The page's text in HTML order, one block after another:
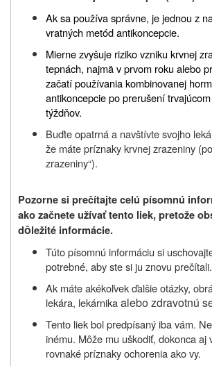
Ak sa používa správne, je jednou z
vratných metód antikoncepcie.
Mierne zvyšuje riziko vzniku krvnej
tepnách, najmä v prvom roku alebo
začatí používania kombinovanej
antikoncepcie po prerušení
týždňov.
Buďte opatrná a navštívte svojho
že máte príznaky krvnej zrazeniny
zrazeniny“).
Pozorne si prečítajte celú písomnú
ako začnete užívať tento liek, pretože
dôležité informácie.
Túto písomnú informáciu si
potrebné, aby ste si ju znovu prečítali.
Ak máte akékoľvek ďalšie otázky,
lekára, lekárnikaalebo zdravotnú
Tento liek bol predpísaný iba vám.
inému. Môže mu uškodiť, dokonca aj
rovnaké príznaky ochorenia ako vy.